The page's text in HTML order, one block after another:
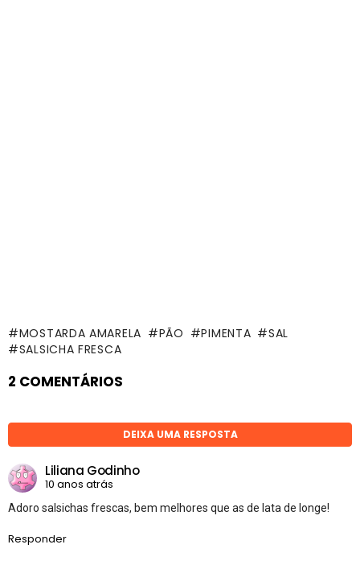
MOSTARDA AMARELA PÃO PIMENTA
SAL
SALSICHA FRESCA
2 COMENTÁRIOS
DEIXA UMA RESPOSTA
Liliana Godinho
10 anos atrás
Adoro salsichas frescas, bem melhores que as de lata de longe!
Responder